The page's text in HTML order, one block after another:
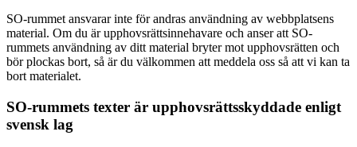
SO-rummet ansvarar inte för andras användning av webbplatsens
material. Om du är upphovsrättsinnehavare och anser att SO-
rummets användning av ditt material bryter mot upphovsrätten och
bör plockas bort, så är du välkommen att meddela oss så att vi kan ta
bort materialet.
SO-rummets texter är upphovsrättsskyddade enligt
svensk lag